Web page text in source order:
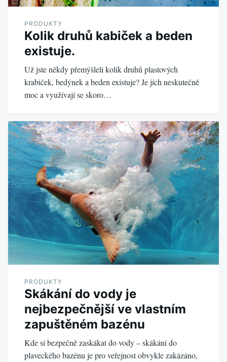
PRODUKTY
Kolik druhů kabiček a beden
existuje.
Už jste někdy přemýšleli kolik druhů plastových
krabiček, bedýnek a beden existuje? Je jich neskutečně
moc a využívají se skoro…
PRODUKTY
Skákání do vody je
nejbezpečnější ve vlastním
zapuštěném bazénu
Kde si bezpečně zaskákat do vody – skákání do
plaveckého bazénu je pro veřejnost obvykle zakázáno,